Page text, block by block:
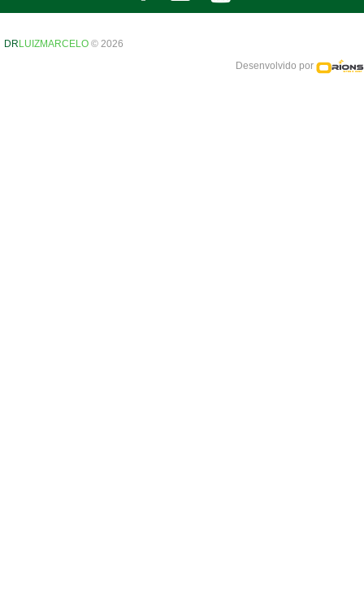
DR LUIZMARCELO © 2026
Desenvolvido por